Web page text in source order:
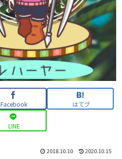
Facebook はてブ
LINE
2018.10.10 2020.10.15